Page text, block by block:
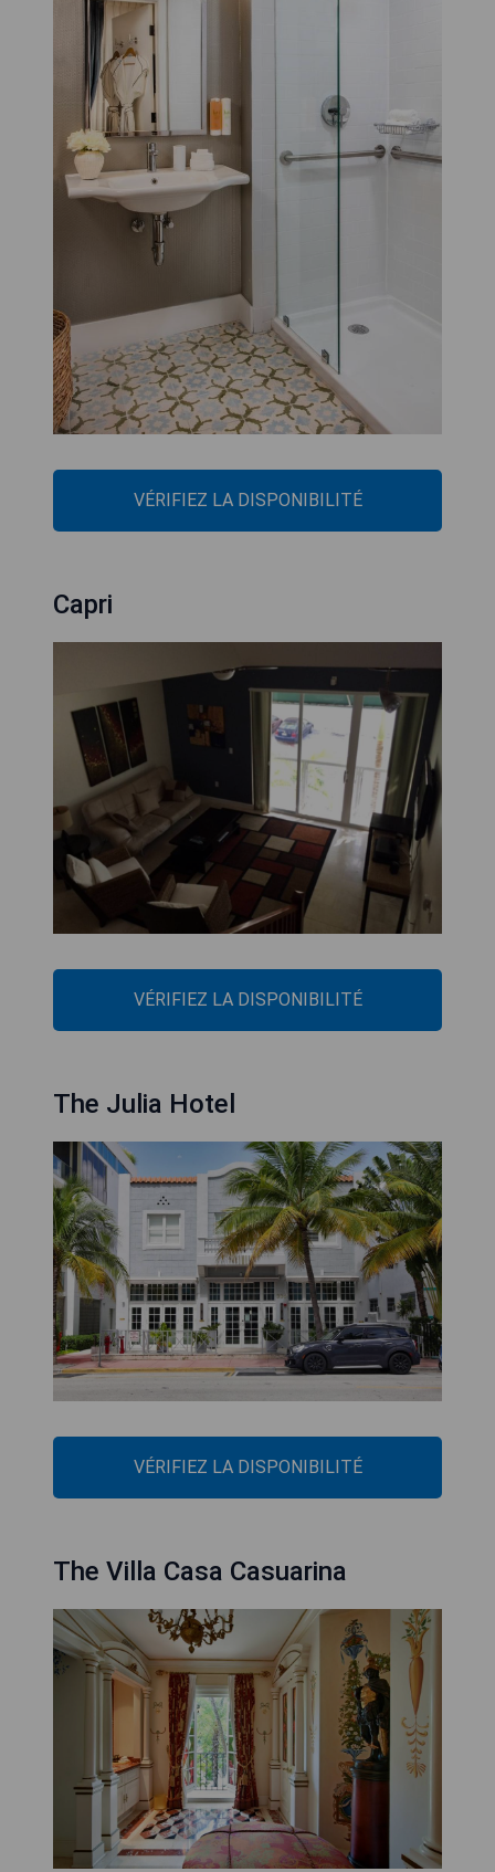
VÉRIFIEZ LA DISPONIBILITÉ
Capri
VÉRIFIEZ LA DISPONIBILITÉ
The Julia Hotel
VÉRIFIEZ LA DISPONIBILITÉ
The Villa Casa Casuarina